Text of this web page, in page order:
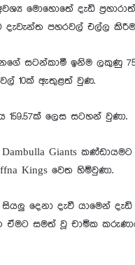
මොහොතේ දැඩි
දැවැන්ත පහරවල් එල්ල
සටන්කාමී ඉනිම ලකුණු
10ක් ඇතුළත් වුණ.
159.57ක් ලෙස සටහන් වුණා.
Giants
Kings වෙත හිමිවුණා.
දෙනා දැවී යාමෙන් දැඩි
ඒමට සමත් වූ චාමික